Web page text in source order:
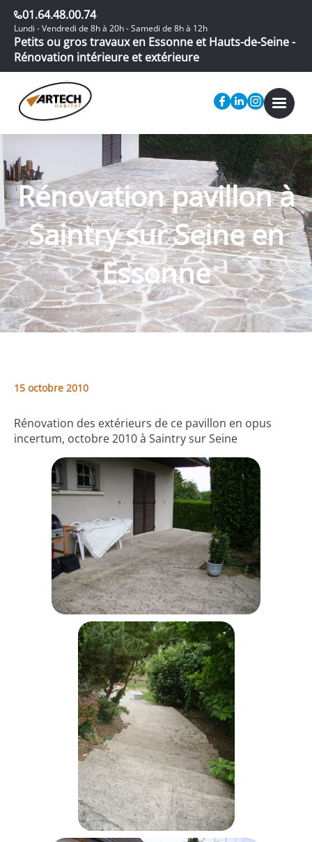
01.64.48.00.74
Lundi - Vendredi de 8h à 20h - Samedi de 8h à 12h
Petits ou gros travaux en Essonne et Hauts-de-Seine -
Rénovation intérieure et extérieure
Rénovation pavillon à
Saintry sur Seine en
Essonne
15 octobre 2010
Rénovation des extérieurs de ce pavillon en opus
incertum, octobre 2010 à Saintry sur Seine